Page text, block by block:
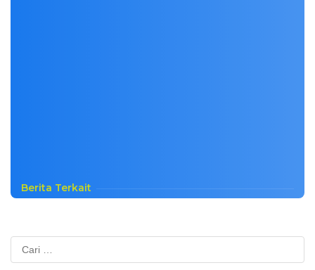
Berita Terkait
Cari
untuk: